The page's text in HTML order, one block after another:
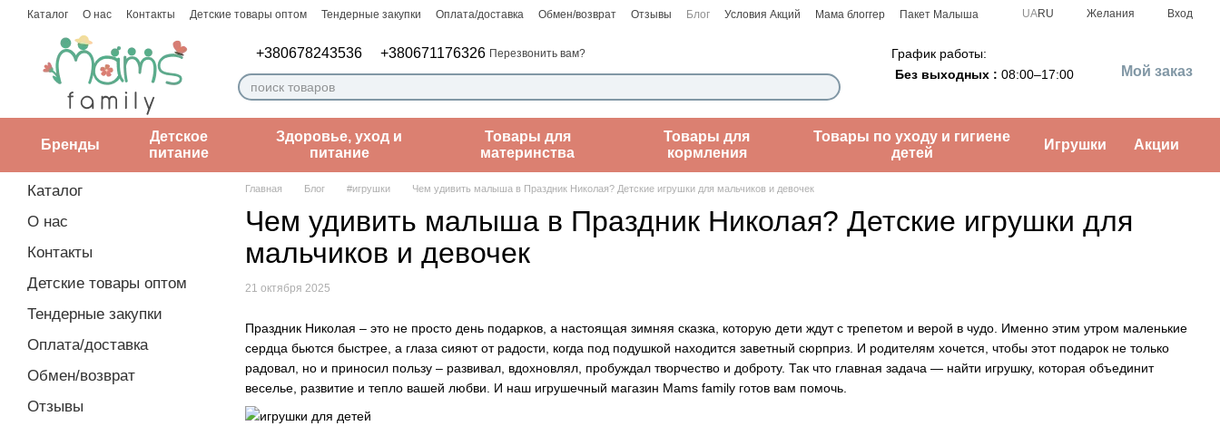
Перейти к основному контенту
Каталог О нас Контакты Детские товары оптом Тендерные закупки Оплата/доставка Обмен/возврат Отзывы Блог Условия Акций Мама блоггер
Пакет Малыша
UARU Желания Вход
+380678243536 +380671176326 Перезвонить вам?
График работы:
Без выходных : 08:00–17:00 Мой заказ
Бренды
Детское
питание
Здоровье, уход и
питание
Товары для
материнства
Товары для
кормления
Товары по уходу и гигиене
детей
Игрушки Акции
Главная Блог #игрушки Чем удивить малыша в Праздник Николая? Детские игрушки для мальчиков и девочек
Чем удивить малыша в Праздник Николая? Детские игрушки для
мальчиков и девочек
21 октября 2025
Праздник Николая – это не просто день подарков, а настоящая зимняя сказка, которую дети ждут с трепетом и верой в чудо. Именно этим утром маленькие
сердца бьются быстрее, а глаза сияют от радости, когда под подушкой находится заветный сюрприз. И родителям хочется, чтобы этот подарок не только
радовал, но и приносил пользу – развивал, вдохновлял, пробуждал творчество и доброту. Так что главная задача — найти игрушку, которая объединит
веселье, развитие и тепло вашей любви. И наш игрушечный магазин Mams family готов вам помочь.
Каталог
О нас
Контакты
Детские товары оптом
Тендерные закупки
Оплата/доставка
Обмен/возврат
Отзывы